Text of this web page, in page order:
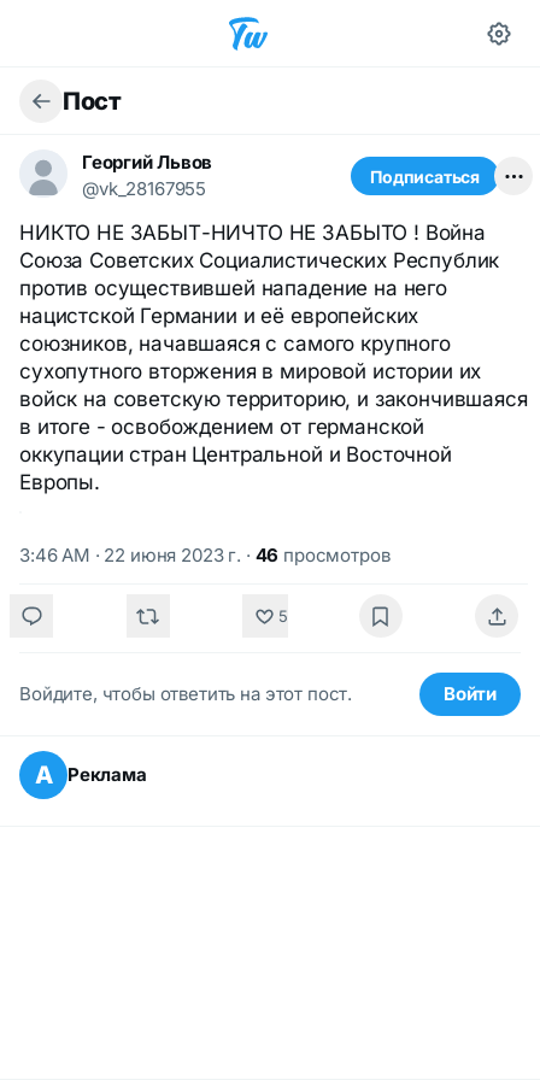
Пост
Георгий Львов
@vk_28167955
Подписаться
НИКТО НЕ ЗАБЫТ-НИЧТО НЕ ЗАБЫТО ! Война
Союза Советских Социалистических Республик
против осуществившей нападение на него
нацистской Германии и её европейских
союзников, начавшаяся с самого крупного
сухопутного вторжения в мировой истории их
войск на советскую территорию, и закончившаяся
в итоге - освобождением от германской
оккупации стран Центральной и Восточной
Европы.
3:46 AM · 22 июня 2023 г. · 46 просмотров
5
Войдите, чтобы ответить на этот пост. Войти
А Реклама